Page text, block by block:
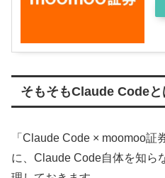
そもそもClaude Codeと
「Claude Code × moomoo証
に、Claude Code自体を知ら